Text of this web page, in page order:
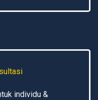
individu &